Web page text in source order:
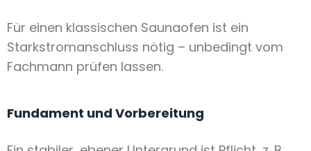
Für einen klassischen Saunaofen ist ein
Starkstromanschluss nötig – unbedingt vom
Fachmann prüfen lassen.
Fundament und Vorbereitung